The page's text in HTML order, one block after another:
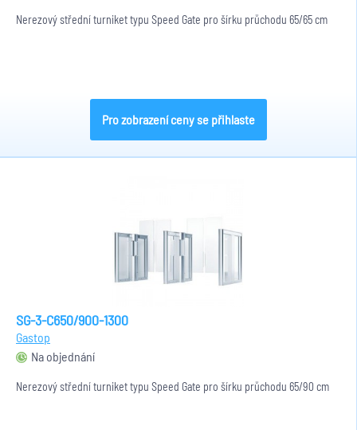
Nerezový střední turniket typu Speed Gate pro šírku průchodu 65/65 cm
Pro zobrazení ceny se přihlaste
SG-3-C650/900-1300
Gastop
Na objednání
Nerezový střední turniket typu Speed Gate pro šírku průchodu 65/90 cm